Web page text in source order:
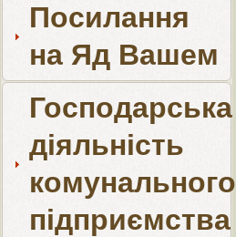
Посилання
на Яд Вашем
Господарська
діяльність
комунального
підприємства